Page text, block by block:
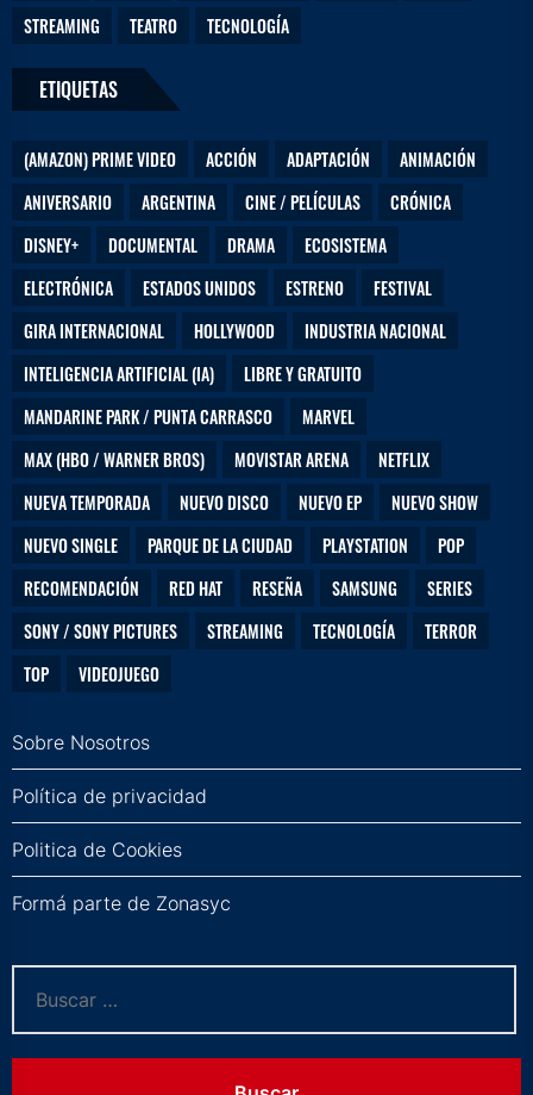
STREAMING
TEATRO TECNOLOGÍA
ETIQUETAS
(AMAZON) PRIME VIDEO ACCIÓN ADAPTACIÓN
ANIMACIÓN
ANIVERSARIO
ARGENTINA CINE / PELÍCULAS
CRÓNICA
DISNEY+
DOCUMENTAL DRAMA
ECOSISTEMA
ELECTRÓNICA
ESTADOS UNIDOS ESTRENO
FESTIVAL
GIRA INTERNACIONAL
HOLLYWOOD
INDUSTRIA NACIONAL
INTELIGENCIA ARTIFICIAL (IA)
LIBRE Y GRATUITO
MANDARINE PARK / PUNTA CARRASCO
MARVEL
MAX (HBO / WARNER BROS)
MOVISTAR ARENA
NETFLIX
NUEVA TEMPORADA
NUEVO DISCO NUEVO EP
NUEVO SHOW
NUEVO SINGLE
PARQUE DE LA CIUDAD PLAYSTATION
POP
RECOMENDACIÓN
RED HAT RESEÑA SAMSUNG
SERIES
SONY / SONY PICTURES
STREAMING TECNOLOGÍA
TERROR
TOP
VIDEOJUEGO
Sobre Nosotros
Política de privacidad
Politica de Cookies
Formá parte de Zonasyc